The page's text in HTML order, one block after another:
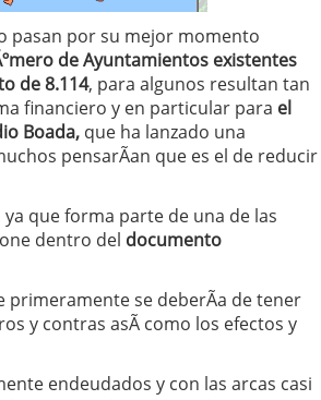
pasan por su mejor momento
de Ayuntamientos existentes
de 8.114, para algunos resultan tan
financiero y en particular para el
Boada, que ha lanzado una
pensarÃ­an que es el de reducir
que forma parte de una de las
dentro del documento
primeramente se deberÃ­a de tener
y contras asÃ­ como los efectos y
endeudados y con las arcas casi